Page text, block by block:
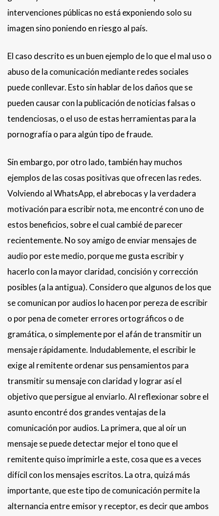
intervenciones públicas no está exponiendo solo su
imagen sino poniendo en riesgo al país.
El caso descrito es un buen ejemplo de lo que el mal uso o
abuso de la comunicación mediante redes sociales
puede conllevar. Esto sin hablar de los daños que se
pueden causar con la publicación de noticias falsas o
tendenciosas, o el uso de estas herramientas para la
pornografía o para algún tipo de fraude.
Sin embargo, por otro lado, también hay muchos
ejemplos de las cosas positivas que ofrecen las redes.
Volviendo al WhatsApp, el abrebocas y la verdadera
motivación para escribir nota, me encontré con uno de
estos beneficios, sobre el cual cambié de parecer
recientemente. No soy amigo de enviar mensajes de
audio por este medio, porque me gusta escribir y
hacerlo con la mayor claridad, concisión y corrección
posibles (a la antigua). Considero que algunos de los que
se comunican por audios lo hacen por pereza de escribir
o por pena de cometer errores ortográficos o de
gramática, o simplemente por el afán de transmitir un
mensaje rápidamente. Indudablemente, el escribir le
exige al remitente ordenar sus pensamientos para
transmitir su mensaje con claridad y lograr así el
objetivo que persigue al enviarlo. Al reflexionar sobre el
asunto encontré dos grandes ventajas de la
comunicación por audios. La primera, que al oír un
mensaje se puede detectar mejor el tono que el
remitente quiso imprimirle a este, cosa que es a veces
difícil con los mensajes escritos. La otra, quizá más
importante, que este tipo de comunicación permite la
alternancia entre emisor y receptor, es decir que ambos